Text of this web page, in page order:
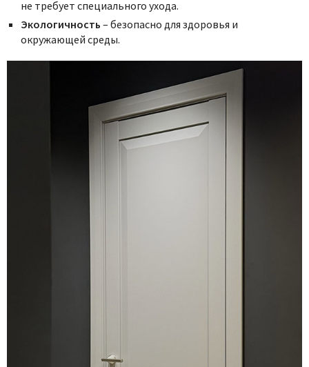
не требует специального ухода.
Экологичность – безопасно для здоровья и
окружающей среды.